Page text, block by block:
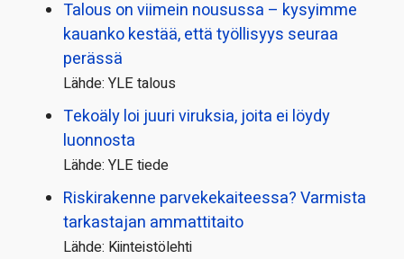
Talous on viimein nousussa – kysyimme
kauanko kestää, että työllisyys seuraa
perässä
Lähde: YLE talous
Tekoäly loi juuri viruksia, joita ei löydy
luonnosta
Lähde: YLE tiede
Riskirakenne parvekekaiteessa? Varmista
tarkastajan ammattitaito
Lähde: Kiinteistölehti